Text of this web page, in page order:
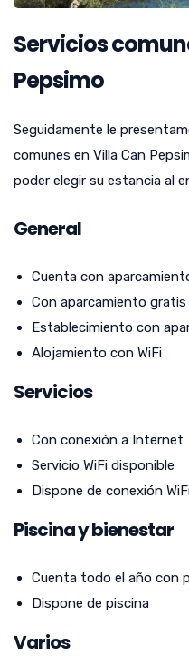
Servicios
Pepsimo
Seguidamente le
comunes en Villa Can
poder elegir su estancia al
General
Cuenta con
Con aparcamiento gratis
Establecimiento con
Alojamiento con WiFi
Servicios
Con conexión a Internet
Servicio WiFi disponible
Dispone de conexión
Piscina y bienestar
Cuenta todo el año con
Dispone de piscina
Varios